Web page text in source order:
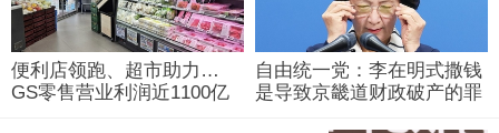
便利店领跑、超市助力…
GS零售营业利润近1100亿
自由统一党：李在明式撒钱
是导致京畿道财政破产的罪